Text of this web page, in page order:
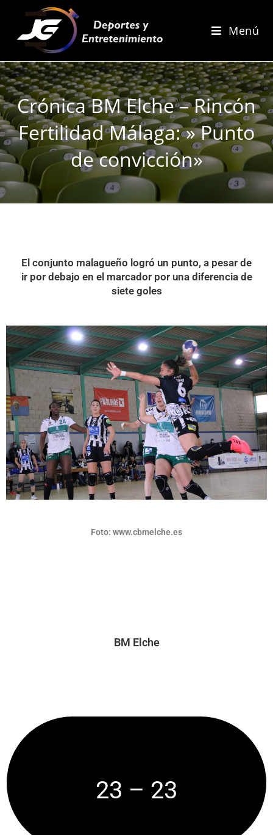
Menú
Crónica BM Elche – Rincón
Fertilidad Málaga: » Punto
de convicción»
El conjunto malagueño logró un punto, a pesar de
ir por debajo en el marcador por una diferencia de
siete goles
Foto: www.cbmelche.es
BM Elche
23 – 23